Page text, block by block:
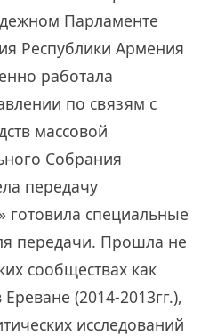
Парламенте
Республики Армения
работала
по связям с
массовой
Собрания
передачу
готовила специальные
передачи. Прошла не
сообществах как
(2014-2013гг.),
исследований